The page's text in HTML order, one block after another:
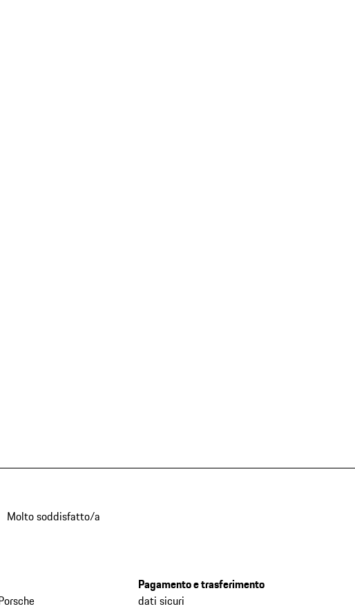
Molto soddisfatto/a
Pagamento e trasferimento
dati sicuri